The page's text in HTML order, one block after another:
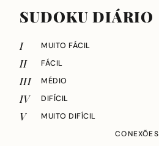
SUDOKU DIÁRIO
I MUITO FÁCIL
II FÁCIL
III MÉDIO
IV DIFÍCIL
V
MUITO DIFÍCIL
CONEXÕES